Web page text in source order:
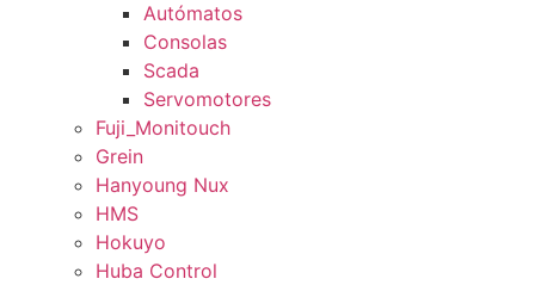
Autómatos
Consolas
Scada
Servomotores
Fuji_Monitouch
Grein
Hanyoung Nux
HMS
Hokuyo
Huba Control